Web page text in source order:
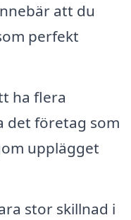
att du
perfekt
ha flera
det företag som
upplägget
stor skillnad i